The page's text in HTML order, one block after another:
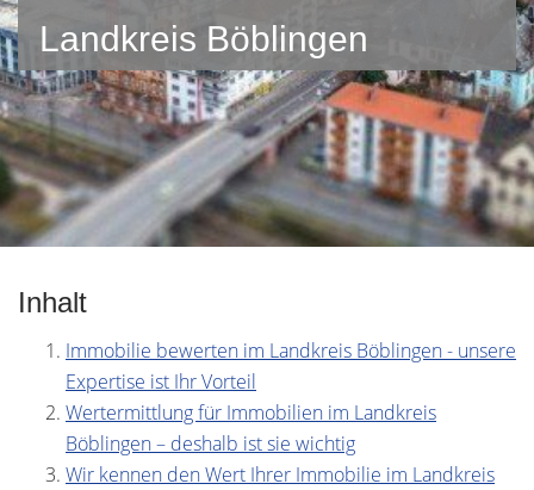
Landkreis Böblingen
Inhalt
Immobilie bewerten im Landkreis Böblingen - unsere
Expertise ist Ihr Vorteil
Wertermittlung für Immobilien im Landkreis
Böblingen – deshalb ist sie wichtig
Wir kennen den Wert Ihrer Immobilie im Landkreis